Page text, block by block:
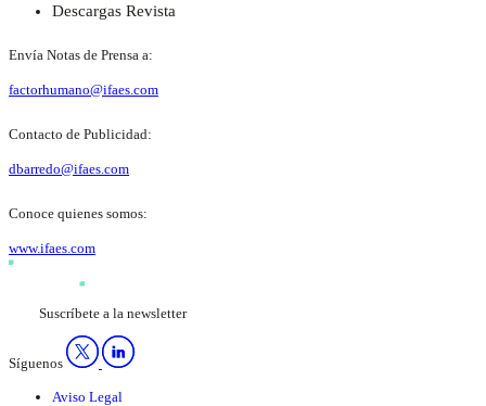
Descargas Revista
Envía Notas de Prensa a:
factorhumano@ifaes.com
Contacto de Publicidad:
dbarredo@ifaes.com
Conoce quienes somos:
www.ifaes.com
Suscríbete a la newsletter
Síguenos
Aviso Legal